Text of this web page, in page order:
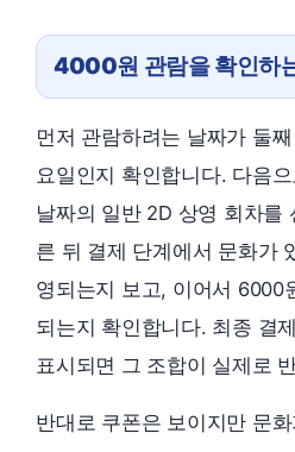
4000원 관람을 확인하
먼저 관람하려는 날짜가 둘
요일인지 확인합니다. 다음
날짜의 일반 2D 상영 회차를
른 뒤 결제 단계에서 문화가
영되는지 보고, 이어서 6000
되는지 확인합니다. 최종 결
표시되면 그 조합이 실제로
반대로 쿠폰은 보이지만 문